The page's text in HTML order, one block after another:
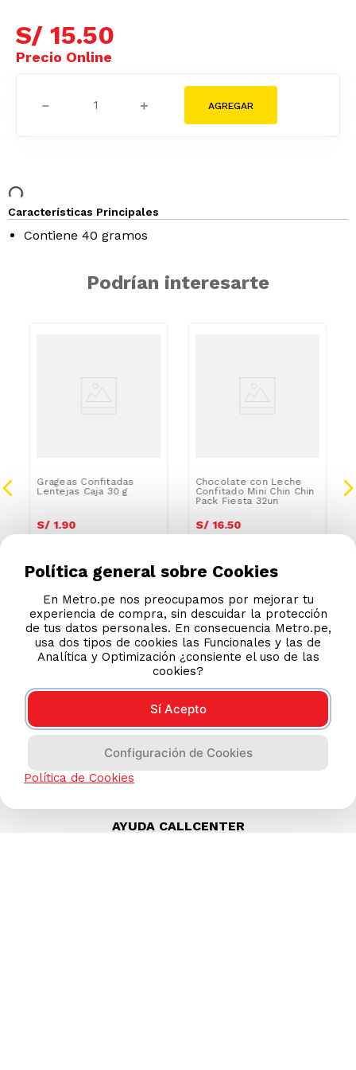
S/ 15.50
＋
－
Características Principales
Contiene 40 gramos
Podrían interesarte
Grageas Confitadas
Lentejas Caja 30 g
S/ 1.90
Chocolate con Leche
Confitado Mini Chin Chin
Pack Fiesta 32un
S/ 16.50
AYUDA CALLCENTER
Política general sobre Cookies
En Metro.pe nos preocupamos por mejorar tu
experiencia de compra, sin descuidar la protección
de tus datos personales. En consecuencia Metro.pe,
usa dos tipos de cookies las Funcionales y las de
Analítica y Optimización ¿consiente el uso de las
cookies?
Sí Acepto
Configuración de Cookies
Política de Cookies